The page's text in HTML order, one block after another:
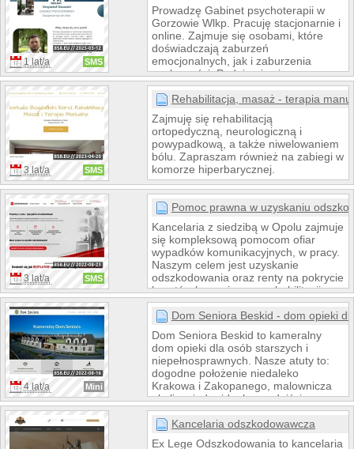
1 lat/a SMS
Prowadzę Gabinet psychoterapii w
Gorzowie Wlkp. Pracuję stacjonarnie i
online. Zajmuje się osobami, które
doświadczają zaburzeń
emocjonalnych, jak i zaburzenia
osobowości. Podejmuje się
psychoterapii osób dorosłych.
Pomagam klientom, którzy
depresyjnych lękowych, natręctwa, a
także samotności. Osoby
przechodzące przez kolejne etapy
wspieram w dokonywaniu bilansu
życia i przygotowaniu się do podjęcia
kolejnych wyzwań.
3 lat/a SMS
Rehabilitacja, masaż - terapia
Zajmuję się rehabilitacją
ortopedyczną, neurologiczną i
powypadkową, a także niwelowaniem
bólu. Zapraszam również na zabiegi w
komorze hiperbarycznej.
3 lat/a SMS
Pomoc prawna w uzyskaniu
Kancelaria z siedzibą w Opolu zajmuje
się kompleksową pomocom ofiar
wypadków komunikacyjnych, w pracy.
Naszym celem jest uzyskanie
odszkodowania oraz renty na pokrycie
kosztów leczenia oraz rehabilitacji.
Pomagamy od a do z. Nie ma
konieczności stawiania się w sądzie
klienta. Naszym wynagrodzeniem jest
tylko procent od wygranej sprawy.
4 lat/a Mini
Dom Seniora Beskid - dom opieki
Dom Seniora Beskid to kameralny
dom opieki dla osób starszych i
niepełnosprawnych. Nasze atuty to:
dogodne położenie niedaleko
Krakowa i Zakopanego, malownicza
okolica, indywidualne podejście oraz
ciepła atmosfera. Więcej informacji na
stronie: www.domseniorabeskid.pl
Kancelaria odszkodowawcza
Ex Lege Odszkodowania to kancelaria